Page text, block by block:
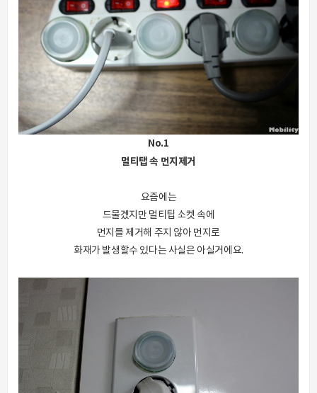
No.1
멀티탭 속 먼지제거
요즘에는
드물겠지만 멀티팁 소켓 속에
먼지를 제거해 주지 않아 먼지로
화재가 발생할수 있다는 사실은 아실거에요.